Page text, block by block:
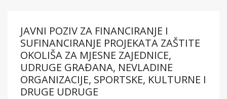
JAVNI POZIV ZA FINANCIRANJE I
SUFINANCIRANJE PROJEKATA ZAŠTITE
OKOLIŠA ZA MJESNE ZAJEDNICE,
UDRUGE GRAĐANA, NEVLADINE
ORGANIZACIJE, SPORTSKE, KULTURNE I
DRUGE UDRUGE